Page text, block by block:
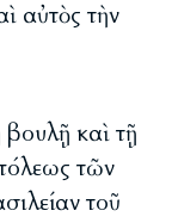
αὐτὸς τὴν
βουλῇ καὶ τῇ
τῶν
τοῦ